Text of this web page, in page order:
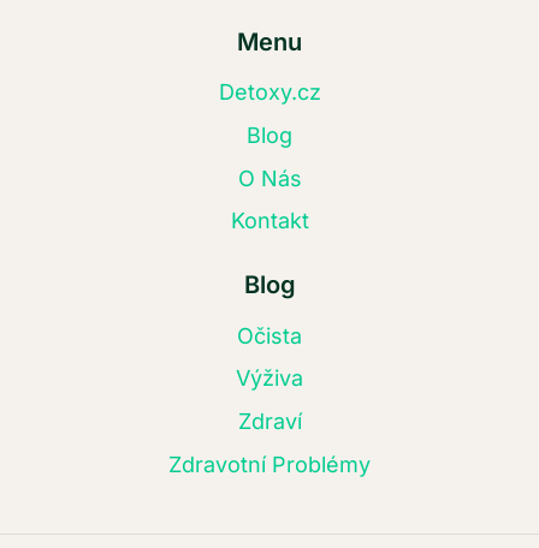
Menu
Detoxy.cz
Blog
O Nás
Kontakt
Blog
Očista
Výživa
Zdraví
Zdravotní Problémy